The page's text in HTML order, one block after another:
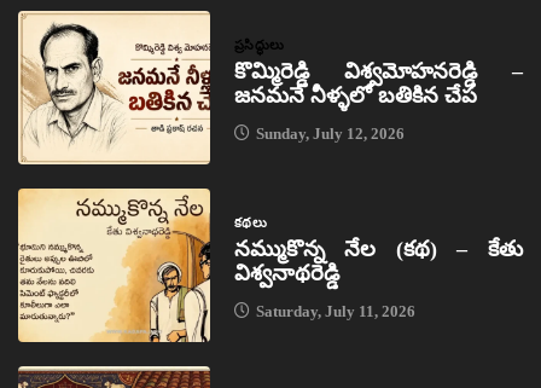
ప్రసిద్ధులు
కొమ్మిరెడ్డి విశ్వమోహనరెడ్డి –
జనమనే నీళ్ళలో బతికిన చేప
Sunday, July 12, 2026
కథలు
నమ్ముకొన్న నేల (కథ) – కేతు
విశ్వనాథరెడ్డి
Saturday, July 11, 2026